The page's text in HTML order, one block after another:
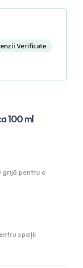
Verificate
100 ml
grijă pentru o
spații